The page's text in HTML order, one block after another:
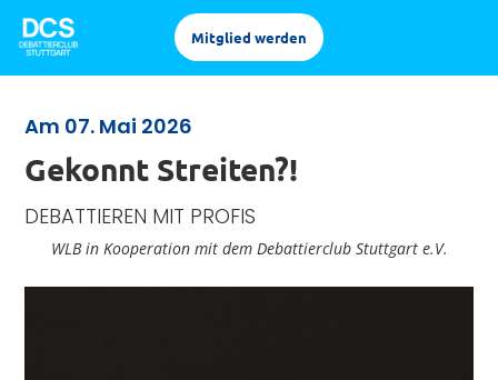
Mitglied werden
Am 07. Mai 2026
Gekonnt Streiten?!
DEBATTIEREN MIT PROFIS
WLB in Kooperation mit dem Debattierclub Stuttgart e.V.